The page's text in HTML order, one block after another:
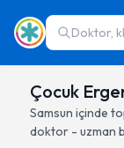
Doktor,
Çocuk
Samsun içinde
doktor - uzman